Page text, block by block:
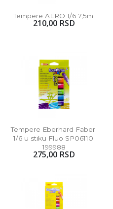
Tempere AERO 1/6 7,5ml
210,00 RSD
Tempere Eberhard Faber
1/6 u stiku Fluo SP06110
199988
275,00 RSD